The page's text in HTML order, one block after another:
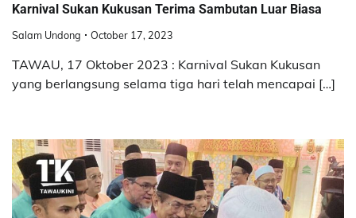
Karnival Sukan Kukusan Terima Sambutan Luar Biasa
Salam Undong October 17, 2023
TAWAU, 17 Oktober 2023 : Karnival Sukan Kukusan
yang berlangsung selama tiga hari telah mencapai […]